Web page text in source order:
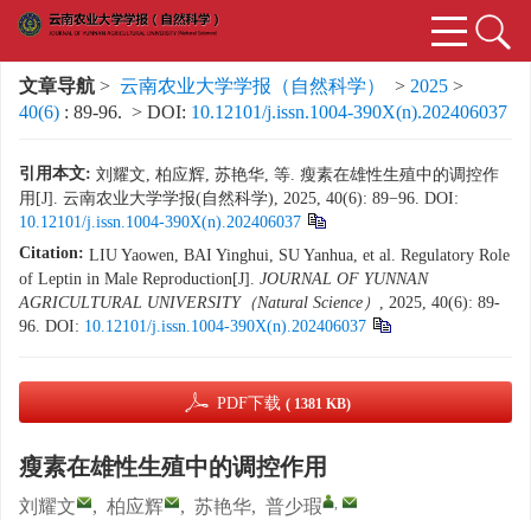
文章导航 > 云南农业大学学报（自然科学） > 2025 >
40(6) : 89-96. > DOI: 10.12101/j.issn.1004-390X(n).202406037
引用本文: 刘耀文, 柏应辉, 苏艳华, 等. 瘦素在雄性生殖中的调控作
用[J]. 云南农业大学学报(自然科学), 2025, 40(6): 89−96. DOI:
10.12101/j.issn.1004-390X(n).202406037
Citation: LIU Yaowen, BAI Yinghui, SU Yanhua, et al. Regulatory Role
of Leptin in Male Reproduction[J]. JOURNAL OF YUNNAN
AGRICULTURAL UNIVERSITY（Natural Science） , 2025, 40(6): 89-
96. DOI: 10.12101/j.issn.1004-390X(n).202406037
PDF下载 ( 1381 KB)
瘦素在雄性生殖中的调控作用
刘耀文 , 柏应辉 , 苏艳华, 普少瑕 ,